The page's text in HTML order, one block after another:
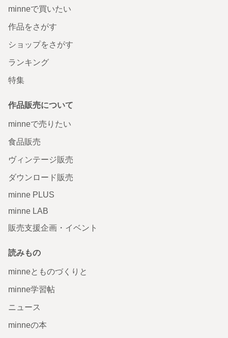
minneで買いたい
作品をさがす
ショップをさがす
ランキング
特集
作品販売について
minneで売りたい
食品販売
ヴィンテージ販売
ダウンロード販売
minne PLUS
minne LAB
販売支援企画・イベント
読みもの
minneとものづくりと
minne学習帖
ニュース
minneの本